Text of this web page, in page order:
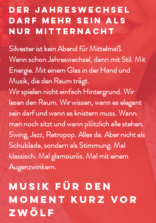
Der Jahreswechsel
darf mehr sein als
nur Mitternacht
Silvester ist kein Abend für Mittelmaß.
Wenn schon Jahreswechsel, dann mit Stil. Mit
Energie. Mit einem Glas in der Hand und
Musik, die den Raum trägt.
Wir spielen nicht einfach Hintergrund. Wir
lesen den Raum. Wir wissen, wann es elegant
sein darf und wann es knistern muss. Wann
man noch sitzt und wann plötzlich alle stehen.
Swing, Jazz, Retropop. Alles da. Aber nicht als
Schublade, sondern als Stimmung. Mal
klassisch. Mal glamourös. Mal mit einem
Augenzwinkern.
Musik für den
Moment kurz vor
zwölf